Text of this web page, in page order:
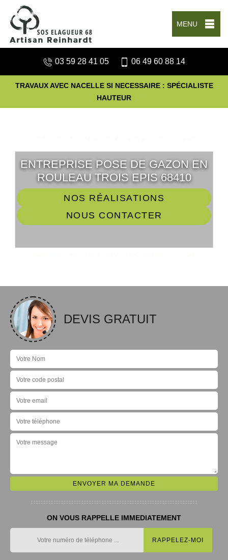
MENU
03 59 28 41 05 06 49 60 88 14
TRAVAUX AVEC NACELLE SI NECESSAIRE : SPÉCIALISTE
HAUTEUR
ENTREPRISE POSE DE GAZON EN
ROULEAU TROIS EPIS 68410
NOS RÉALISATIONS
NOUS CONTACTER
DEVIS GRATUIT
ON VOUS RAPPELLE IMMEDIATEMENT